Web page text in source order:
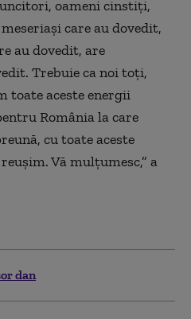
oameni cinstiți,
care au dovedit,
au dovedit, are
Trebuie ca noi toți,
toate aceste energii
România la care
cu toate aceste
Vă mulțumesc,” a
dan